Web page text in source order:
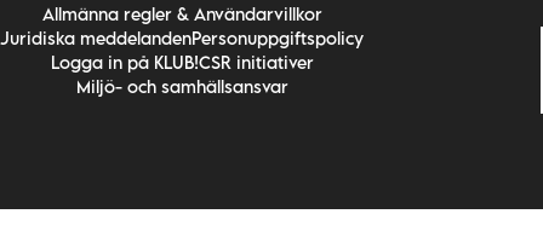
Allmänna regler & Användarvillkor
Juridiska meddelandenPersonuppgiftspolicy
Logga in på KLUB!CSR initiativer
Miljö- och samhällsansvar